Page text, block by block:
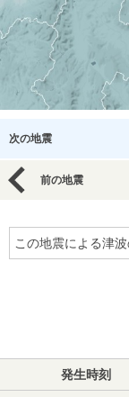
次の地震
前の地震
この地震による津
発生時刻